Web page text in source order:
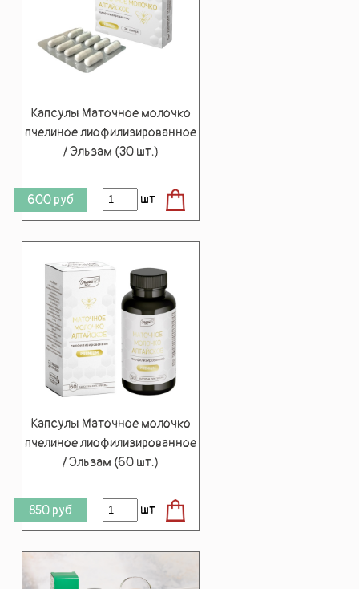
Капсулы Маточное молочко
пчелиное лиофилизированное
/ Эльзам (30 шт.)
600 руб шт
Капсулы Маточное молочко
пчелиное лиофилизированное
/ Эльзам (60 шт.)
850 руб шт